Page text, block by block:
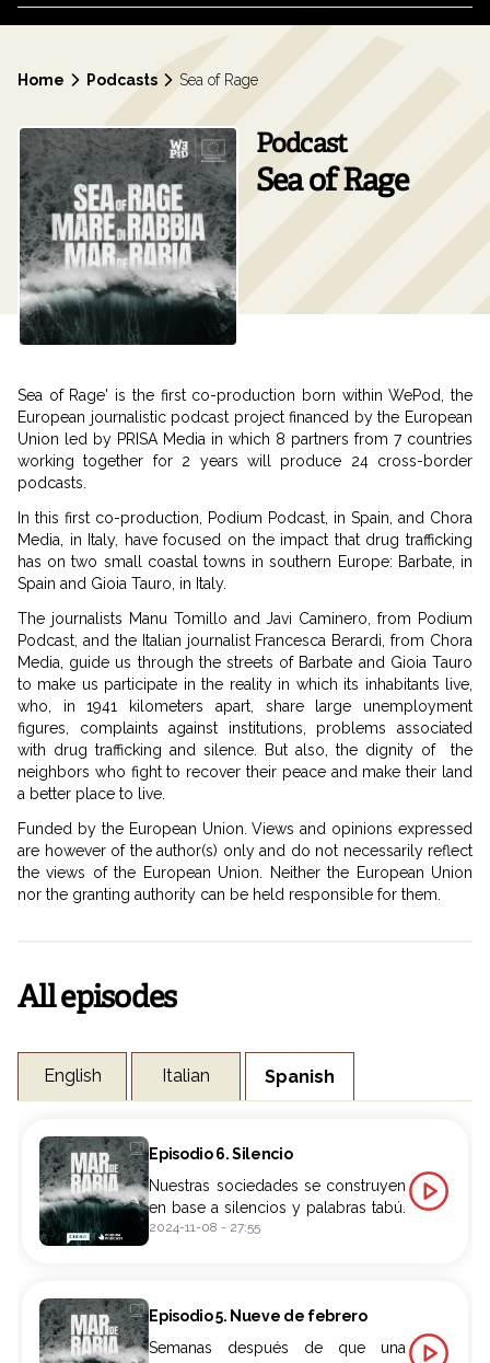
Home Podcasts Sea of Rage
Podcast
Sea of Rage
Sea of Rage' is the first co-production born within WePod, the
European journalistic podcast project financed by the European
Union led by PRISA Media in which 8 partners from 7 countries
working together for 2 years will produce 24 cross-border
podcasts.
In this first co-production, Podium Podcast, in Spain, and Chora
Media, in Italy, have focused on the impact that drug trafficking
has on two small coastal towns in southern Europe: Barbate, in
Spain and Gioia Tauro, in Italy.
The journalists Manu Tomillo and Javi Caminero, from Podium
Podcast, and the Italian journalist Francesca Berardi, from Chora
Media, guide us through the streets of Barbate and Gioia Tauro
to make us participate in the reality in which its inhabitants live,
who, in 1941 kilometers apart, share large unemployment
figures, complaints against institutions, problems associated
with drug trafficking and silence. But also, the dignity of the
neighbors who fight to recover their peace and make their land
a better place to live.
Funded by the European Union. Views and opinions expressed
are however of the author(s) only and do not necessarily reflect
the views of the European Union. Neither the European Union
nor the granting authority can be held responsible for them.
All episodes
English Italian Spanish
Episodio 6. Silencio
Nuestras sociedades se construyen
en base a silencios y palabras tabú.
Y no solo respecto a quienes
preferimos no admitir, pero con las
que convivimos cada día. Hemos
2024-11-08 - 27:55
Episodio 5. Nueve de febrero
Semanas después de que una